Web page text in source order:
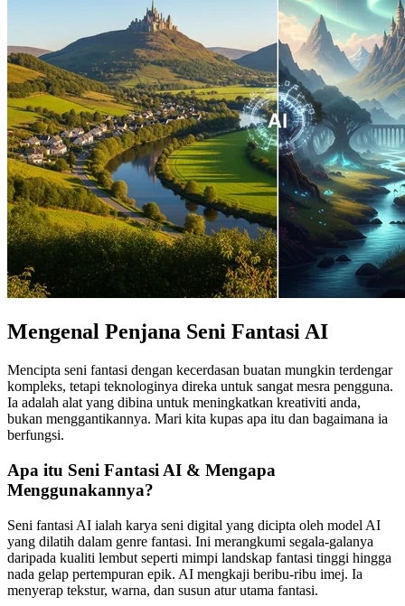
Mengenal Penjana Seni Fantasi AI
Mencipta seni fantasi dengan kecerdasan buatan mungkin terdengar
kompleks, tetapi teknologinya direka untuk sangat mesra pengguna.
Ia adalah alat yang dibina untuk meningkatkan kreativiti anda,
bukan menggantikannya. Mari kita kupas apa itu dan bagaimana ia
berfungsi.
Apa itu Seni Fantasi AI & Mengapa
Menggunakannya?
Seni fantasi AI ialah karya seni digital yang dicipta oleh model AI
yang dilatih dalam genre fantasi. Ini merangkumi segala-galanya
daripada kualiti lembut seperti mimpi landskap fantasi tinggi hingga
nada gelap pertempuran epik. AI mengkaji beribu-ribu imej. Ia
menyerap tekstur, warna, dan susun atur utama fantasi.